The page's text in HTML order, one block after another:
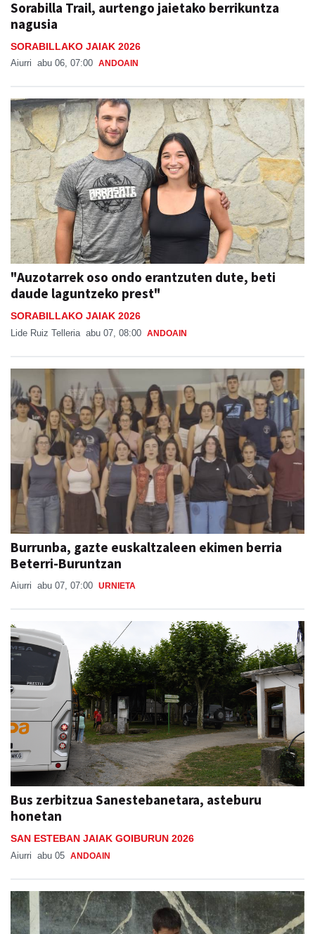
Sorabilla Trail, aurtengo jaietako berrikuntza
nagusia
SORABILLAKO JAIAK 2026
Aiurri abu 06, 07:00 ANDOAIN
"Auzotarrek oso ondo erantzuten dute, beti
daude laguntzeko prest"
SORABILLAKO JAIAK 2026
Lide Ruiz Telleria abu 07, 08:00 ANDOAIN
Burrunba, gazte euskaltzaleen ekimen berria
Beterri-Buruntzan
Aiurri abu 07, 07:00 URNIETA
Bus zerbitzua Sanestebanetara, asteburu
honetan
SAN ESTEBAN JAIAK GOIBURUN 2026
Aiurri abu 05 ANDOAIN